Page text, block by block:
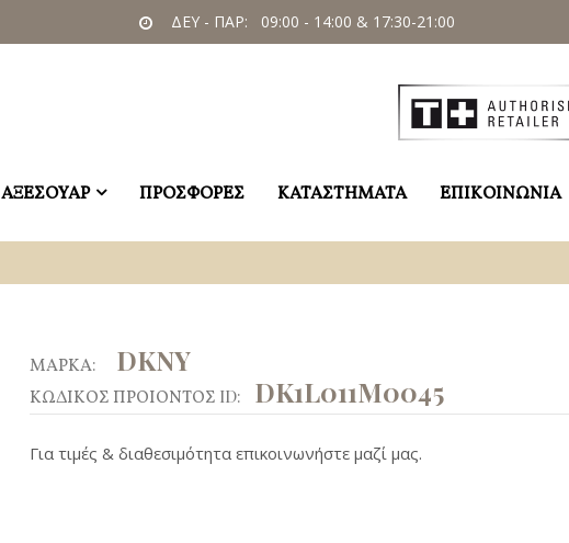
ΔΕΥ - ΠΑΡ: 09:00 - 14:00 & 17:30-21:00
ΑΞΕΣΟΥΑΡ ΠΡΟΣΦΟΡΕΣ ΚΑΤΑΣΤΗΜΑΤΑ ΕΠΙΚΟΙΝΩΝΙΑ
ΜΑΡΚΑ: DKNY
ΚΩΔΙΚΟΣ ΠΡΟΙΟΝΤΟΣ ID: DK1L011M0045
Για τιμές & διαθεσιμότητα επικοινωνήστε μαζί μας.